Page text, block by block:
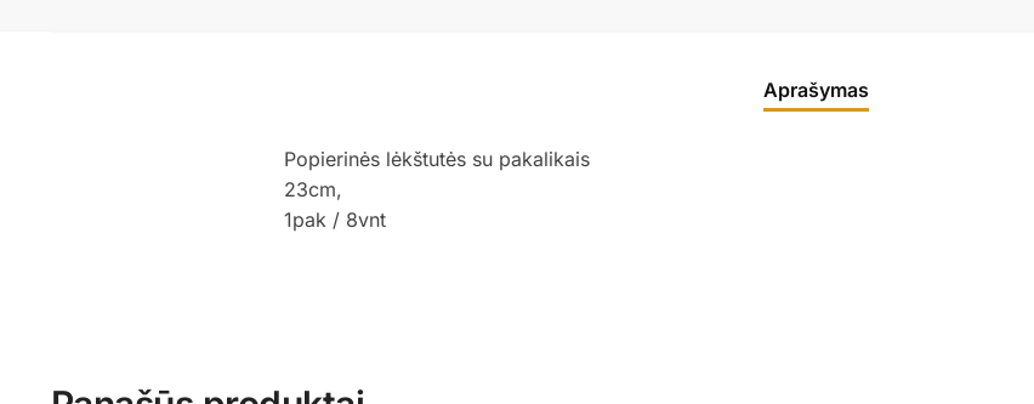
Aprašymas
Popierinės lėkštutės su pakalikais
23cm,
1pak / 8vnt